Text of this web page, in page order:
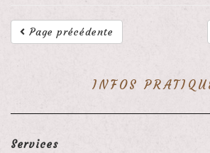
Page précédente
INFOS
Services